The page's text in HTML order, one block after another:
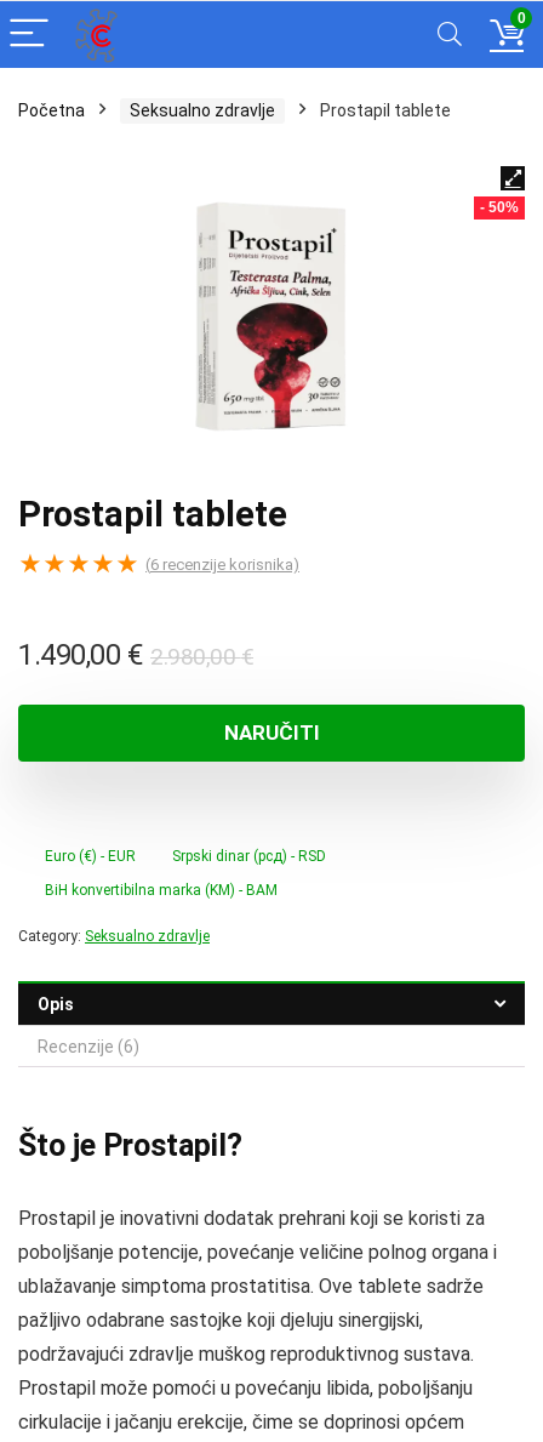
0
Početna Seksualno zdravlje Prostapil tablete
- 50%
Prostapil tablete
★★★★★ (6 recenzije korisnika)
2.980,00€Izvorna
bila
je:
1.490,00 €
Trenutna
je:
1.490,00 €.
NARUČITI
Euro (€) - EUR
Srpski dinar (рсд) - RSD
BiH konvertibilna marka (KM) - BAM
Category: Seksualno zdravlje
Opis
Recenzije (6)
Što je Prostapil?
Prostapil je inovativni dodatak prehrani koji se koristi za
poboljšanje potencije, povećanje veličine polnog organa i
ublažavanje simptoma prostatitisa. Ove tablete sadrže
pažljivo odabrane sastojke koji djeluju sinergijski,
podržavajući zdravlje muškog reproduktivnog sustava.
Prostapil može pomoći u povećanju libida, poboljšanju
cirkulacije i jačanju erekcije, čime se doprinosi općem